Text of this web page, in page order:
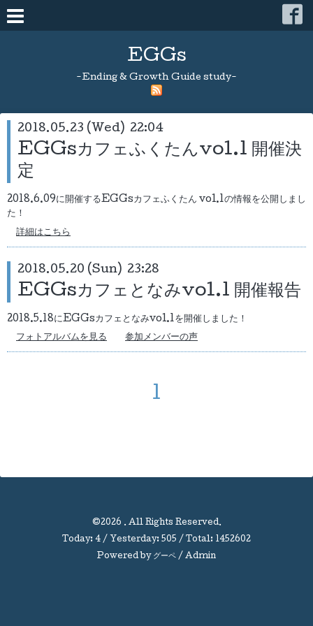
EGGs
-Ending & Growth Guide study-
2018.05.23 (Wed) 22:04
EGGsカフェふくたんvol.1 開催決
定
2018.6.09に開催するEGGsカフェふくたん vol.1の情報を公開しまし
た！
詳細はこちら
2018.05.20 (Sun) 23:28
EGGsカフェとなみvol.1 開催報告
2018.5.18にEGGsカフェとなみvol.1を開催しました！
フォトアルバムを見る
参加メンバーの声
1
©2026 . All Rights Reserved.
Today: 4 / Yesterday: 505 / Total: 1452602
Powered by グーペ / Admin